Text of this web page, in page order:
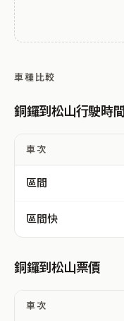
車種比較
銅鑼到松山行駛時間
車次
區間
區間快
銅鑼到松山票價
車次